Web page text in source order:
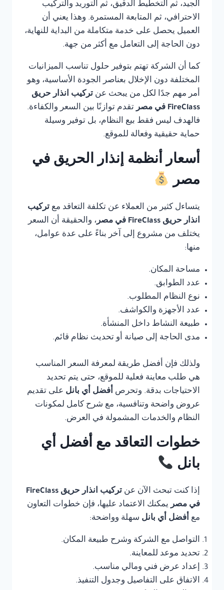
الجيد، ثم التخطيط الدقيق، ثم التوريد والتركيب
الاحترافي، ثم المتابعة المستمرة. وهذا يعني أن
العميل يحصل على خدمة متكاملة من البداية للنهاية،
دون الحاجة إلى التعامل مع أكثر من جهة.
كما أن الشركة تهتم بتوفير حلول تناسب الميزانيات
المختلفة دون الإخلال بعناصر الجودة الأساسية، وهو
أمر مهم جدًا لكل من يبحث عن تركيب انذار حريق
FireClass في مصر
تقدم توازنًا بين السعر والكفاءة.
فالهدف ليس فقط بيع النظام، بل توفير وسيلة
حماية حقيقية وفعالة للموقع.
أسعار أنظمة إنذار الحريق في
مصر
يتساءل كثير من العملاء عن تكلفة التعاقد مع تركيب
انذار حريق FireClass في مصر
، والحقيقة أن السعر
يختلف من مشروع إلى آخر بناءً على عدة عوامل،
منها:
مساحة المكان.
عدد الطوابق.
نوع النظام المطلوب.
عدد الأجهزة والكواشف.
طبيعة النشاط داخل المنشأة.
مدى الحاجة إلى صيانة أو تحديث نظام قائم.
ولذلك فإن أفضل طريقة لمعرفة السعر المناسب
هي طلب معاينة فعلية للموقع، حتى يتم تحديد
الاحتياجات بدقة. وتحرص أفضل أي بانل على تقديم
عروض واضحة وتنافسية، مع شرح كامل لمكونات
النظام والخدمات المشمولة في العرض.
خطوات التعاقد مع أفضل أي
بانل
إذا كنت تبحث الآن عن
تركيب انذار حريق FireClass
في مصر يمكنك الاعتماد عليها، فإن خطوات التعاون
مع أفضل أي بانل سهلة وواضحة:
التواصل مع الشركة وشرح طبيعة المكان.
تحديد موعد للمعاينة.
إعداد عرض فني ومالي مناسب.
الاتفاق على التفاصيل وجدول التنفيذ.